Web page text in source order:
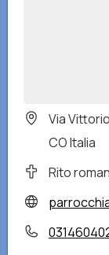
Via
CO Italia
Rito